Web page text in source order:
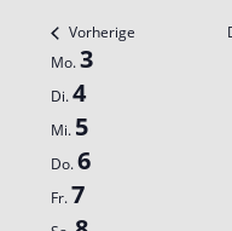
Vorherige
Woche
von
Mo.3
Di.4
Mi. 5
Do.6
Fr.7